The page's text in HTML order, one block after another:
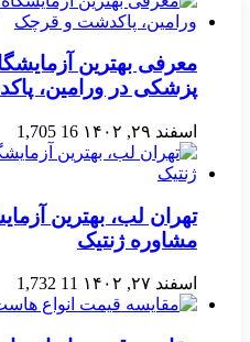
معرفی بهترین
پزشکی در ورامین،
اسفند ۲۹, ۱۴۰۲ 16
1,705
تهران لب، بهترین
مشاوره ژنتیک
اسفند ۲۷, ۱۴۰۲ 11
1,732